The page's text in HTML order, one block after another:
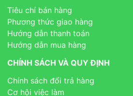
Tiêu chí bán hàng
Phương thức giao hàng
Hướng dẫn thanh toán
Hướng dẫn mua hàng
CHÍNH SÁCH VÀ QUY ĐỊNH
Chính sách đổi trả hàng
Cơ hội việc làm